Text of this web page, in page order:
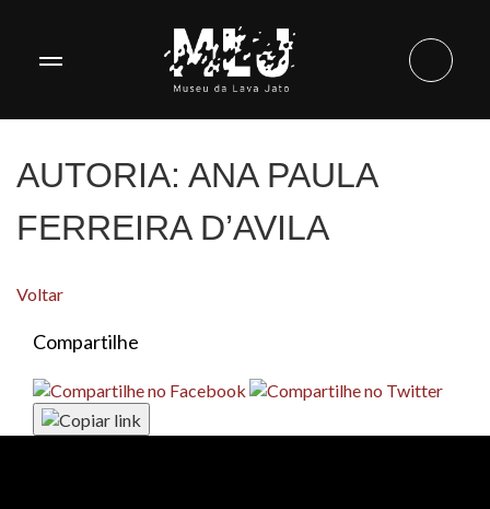
AUTORIA: ANA PAULA
FERREIRA D’AVILA
Voltar
Compartilhe